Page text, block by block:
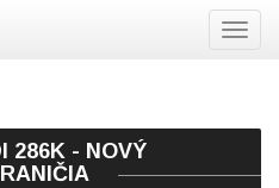
286K - NOVÝ